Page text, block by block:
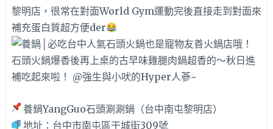
黎明店，很常在對面World Gym運動完後直接走到對面來
補充蛋白質超方便der
養鍋YangGuo石頭涮涮鍋（台中南屯黎明店）
地址：台中市南屯區干城街309號